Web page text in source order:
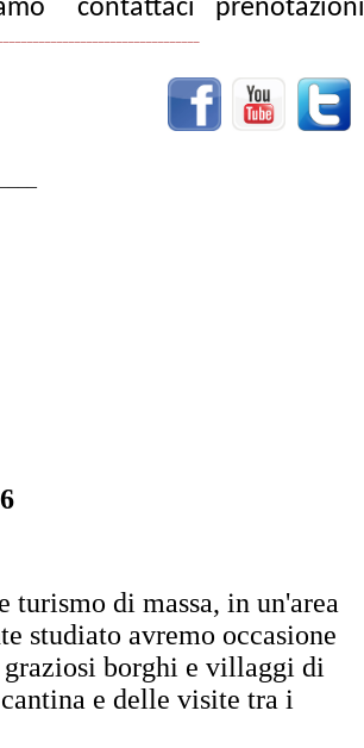
contattaci prenotazioni
di massa, in un'area
studiato avremo occasione
borghi e villaggi di
e delle visite tra i